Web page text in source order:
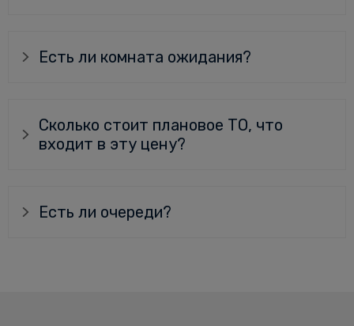
Есть ли комната ожидания?
Сколько стоит плановое ТО, что
входит в эту цену?
Есть ли очереди?